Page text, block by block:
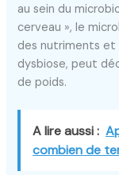
au sein du
cerveau », le
des nutriments et
dysbiose, peut
de poids.
A lire aussi :
combien de